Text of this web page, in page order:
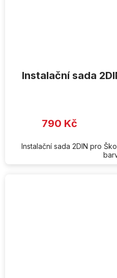
Instalační sada
790 Kč
Instalační sada 2DIN pro